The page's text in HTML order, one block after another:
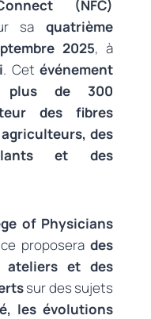
(NFC)
sa quatrième
2025, à
. Cetévénement
plus de 300
des fibres
des
et des
of Physicians
proposerades
ateliers et des
sur des sujets
les évolutions